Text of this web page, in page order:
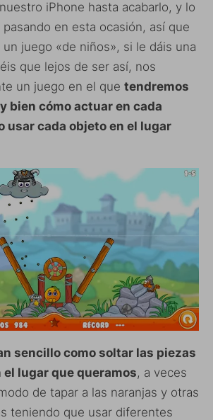
iPhone hasta acabarlo, y lo
en esta ocasión, así que
juego «de niños», si le dáis una
que lejos de ser así, nos
un juego en el que tendremos
bien cómo actuar en cada
usar cada objeto en el lugar
sencillo como soltar las piezas
el lugar que queramos, a veces
de tapar a las naranjas y otras
teniendo que usar diferentes